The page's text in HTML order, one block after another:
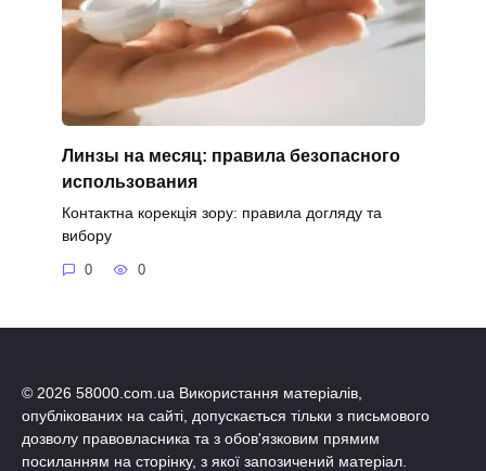
Линзы на месяц: правила безопасного
использования
Контактна корекція зору: правила догляду та
вибору
0 0
© 2026 58000.com.ua Використання матеріалів,
опублікованих на сайті, допускається тільки з письмового
дозволу правовласника та з обов'язковим прямим
посиланням на сторінку, з якої запозичений матеріал.